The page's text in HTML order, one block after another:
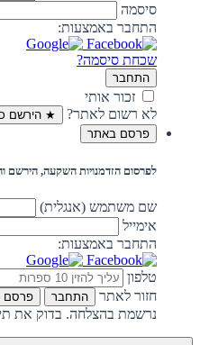
סיסמה
התחבר באמצעות:
שכחת סיסמה?
התחבר
זכור אותי
לא רשום לאתר?
★ הירשם
פרסם באתר
לפרסום הזדמנויות השקעה, הירשם
שם משתמש (אנגלית)
אימייל
התחבר באמצעות:
טלפון
חזור לאתר
התחבר פרסם
נרשמת בהצלחה. בדוק את